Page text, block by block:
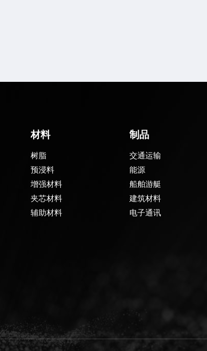
材料
树脂
预浸料
增强材料
夹芯材料
辅助材料
制品
交通运输
能源
船舶游艇
建筑材料
电子通讯